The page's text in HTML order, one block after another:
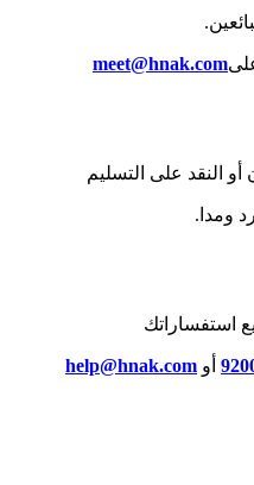
meet@hnak.com
أو النقد على التسليم
ومدا.
استفساراتك
أو help@hnak.com